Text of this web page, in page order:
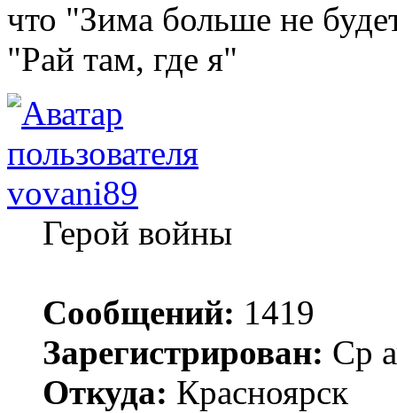
что "Зима больше не
"Рай там, где я"
vovani89
Герой войны
Сообщений: 1419
Зарегистрирован: Ср
Откуда: Красноярск